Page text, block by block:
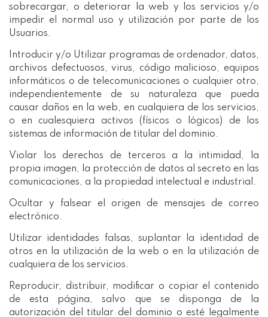
sobrecargar, o deteriorar la web y los servicios y/o
impedir el normal uso y utilización por parte de los
Usuarios.
Introducir y/o Utilizar programas de ordenador, datos,
archivos defectuosos, virus, código malicioso, equipos
informáticos o de telecomunicaciones o cualquier otro,
independientemente de su naturaleza que pueda
causar daños en la web, en cualquiera de los servicios,
o en cualesquiera activos (físicos o lógicos) de los
sistemas de información de titular del dominio.
Violar los derechos de terceros a la intimidad, la
propia imagen, la protección de datos al secreto en las
comunicaciones, a la propiedad intelectual e industrial.
Ocultar y falsear el origen de mensajes de correo
electrónico.
Utilizar identidades falsas, suplantar la identidad de
otros en la utilización de la web o en la utilización de
cualquiera de los servicios.
Reproducir, distribuir, modificar o copiar el contenido
de esta página, salvo que se disponga de la
autorización del titular del dominio o esté legalmente